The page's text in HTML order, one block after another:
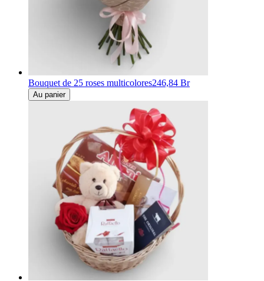
Bouquet de 25 roses multicolores246,84 Br
Au panier